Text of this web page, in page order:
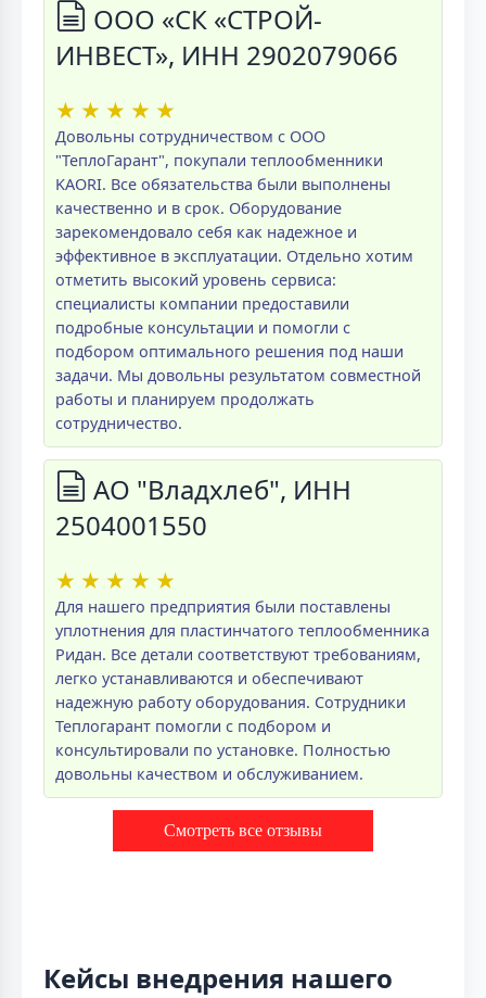
ООО «СК «СТРОЙ-
ИНВЕСТ», ИНН 2902079066
★ ★ ★ ★ ★
Довольны сотрудничеством с ООО
"ТеплоГарант", покупали теплообменники
KAORI. Все обязательства были выполнены
качественно и в срок. Оборудование
зарекомендовало себя как надежное и
эффективное в эксплуатации. Отдельно хотим
отметить высокий уровень сервиса:
специалисты компании предоставили
подробные консультации и помогли с
подбором оптимального решения под наши
задачи. Мы довольны результатом совместной
работы и планируем продолжать
сотрудничество.
АО "Владхлеб", ИНН
2504001550
★ ★ ★ ★ ★
Для нашего предприятия были поставлены
уплотнения для пластинчатого теплообменника
Ридан. Все детали соответствуют требованиям,
легко устанавливаются и обеспечивают
надежную работу оборудования. Сотрудники
Теплогарант помогли с подбором и
консультировали по установке. Полностью
довольны качеством и обслуживанием.
Смотреть все отзывы
Кейсы внедрения нашего